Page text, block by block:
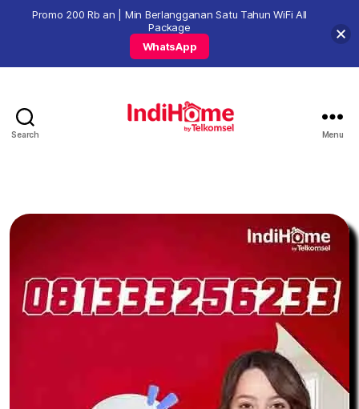
Search Menu
Promo 200 Rb an | Min Berlangganan Satu Tahun WiFi All
Package
WhatsApp